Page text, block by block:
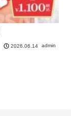
2026.06.14 admin